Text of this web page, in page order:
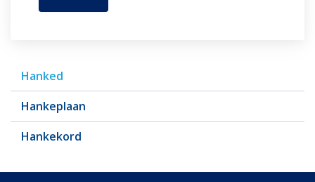
Hanked
Hankeplaan
Hankekord